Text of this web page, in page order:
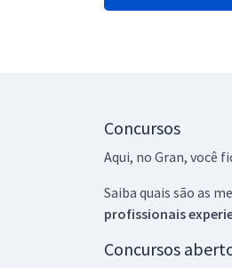
Concursos
Aqui, no Gran, você
Saiba quais são as
profissionais
Concursos